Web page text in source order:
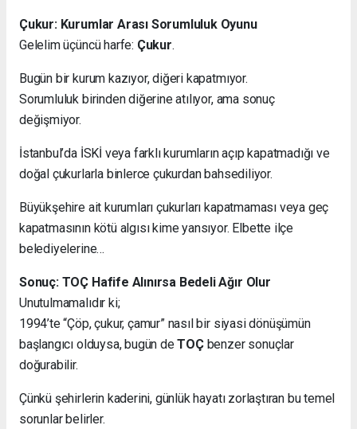
Çukur: Kurumlar Arası Sorumluluk Oyunu
Gelelim üçüncü harfe: Çukur.
Bugün bir kurum kazıyor, diğeri kapatmıyor.
Sorumluluk birinden diğerine atılıyor, ama sonuç
değişmiyor.
İstanbul’da İSKİ veya farklı kurumların açıp kapatmadığı ve
doğal çukurlarla binlerce çukurdan bahsediliyor.
Büyükşehire ait kurumları çukurları kapatmaması veya geç
kapatmasının kötü algısı kime yansıyor. Elbette ilçe
belediyelerine…
Sonuç: TOÇ Hafife Alınırsa Bedeli Ağır Olur
Unutulmamalıdır ki;
1994’te “Çöp, çukur, çamur” nasıl bir siyasi dönüşümün
başlangıcı olduysa, bugün deTOÇbenzer sonuçlar
doğurabilir.
Çünkü şehirlerin kaderini, günlük hayatı zorlaştıran bu temel
sorunlar belirler.